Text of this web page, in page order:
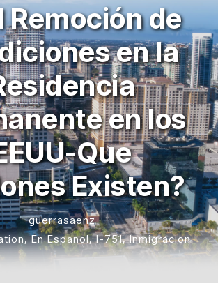
Remoción de
en la
en los
Que
Existen?
guerrasaenz
, En Espanol, I-751, Inmigracion